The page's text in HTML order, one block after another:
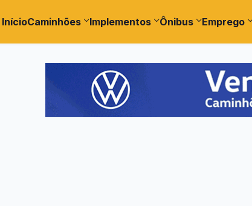
InícioCaminhões Implementos Ônibus Emprego